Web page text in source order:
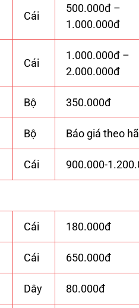
Cái
500.000đ –
1.000.000đ
Cái
1.000.000đ –
2.000.000đ
Bộ 350.000đ
Bộ Báo giá theo
Cái 900.000-
Cái 180.000đ
Cái 650.000đ
Dây 80.000đ